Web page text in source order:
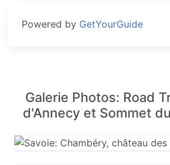
Powered by GetYourGuide
Galerie Photos: Road
d'Annecy et Sommet